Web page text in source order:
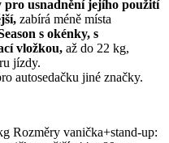
usnadnění jejího použití
zabírá méně místa
s okénky, s
vložkou, až do 22 kg,
jízdy.
autosedačku jiné značky.
Rozměry vanička+stand-up: